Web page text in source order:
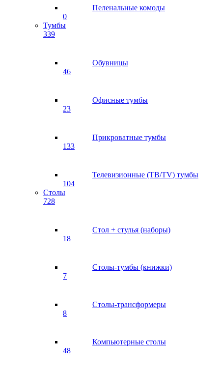
Пеленальные комоды
0
Тумбы
339
Обувницы
46
Офисные тумбы
23
Прикроватные тумбы
133
Телевизионные (ТВ/TV) тумбы
104
Столы
728
Стол + стулья (наборы)
18
Столы-тумбы (книжки)
7
Столы-трансформеры
8
Компьютерные столы
48